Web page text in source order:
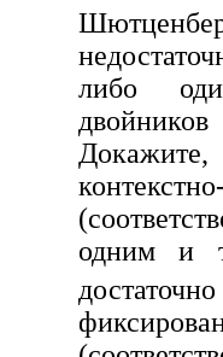
либо
одним и